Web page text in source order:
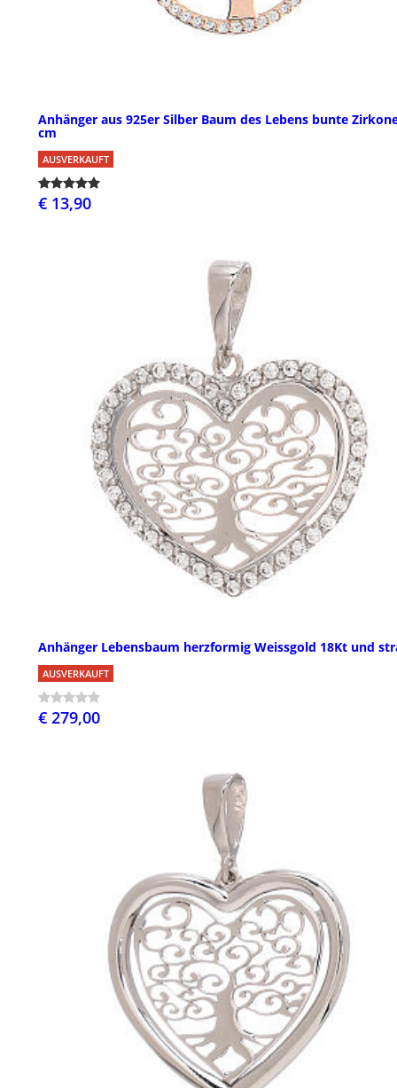
Anhänger aus 925er Silber Baum des Lebens bunte
cm
AUSVERKAUFT
€ 13,90
Anhänger Lebensbaum herzformig Weissgold 18Kt und
AUSVERKAUFT
€ 279,00